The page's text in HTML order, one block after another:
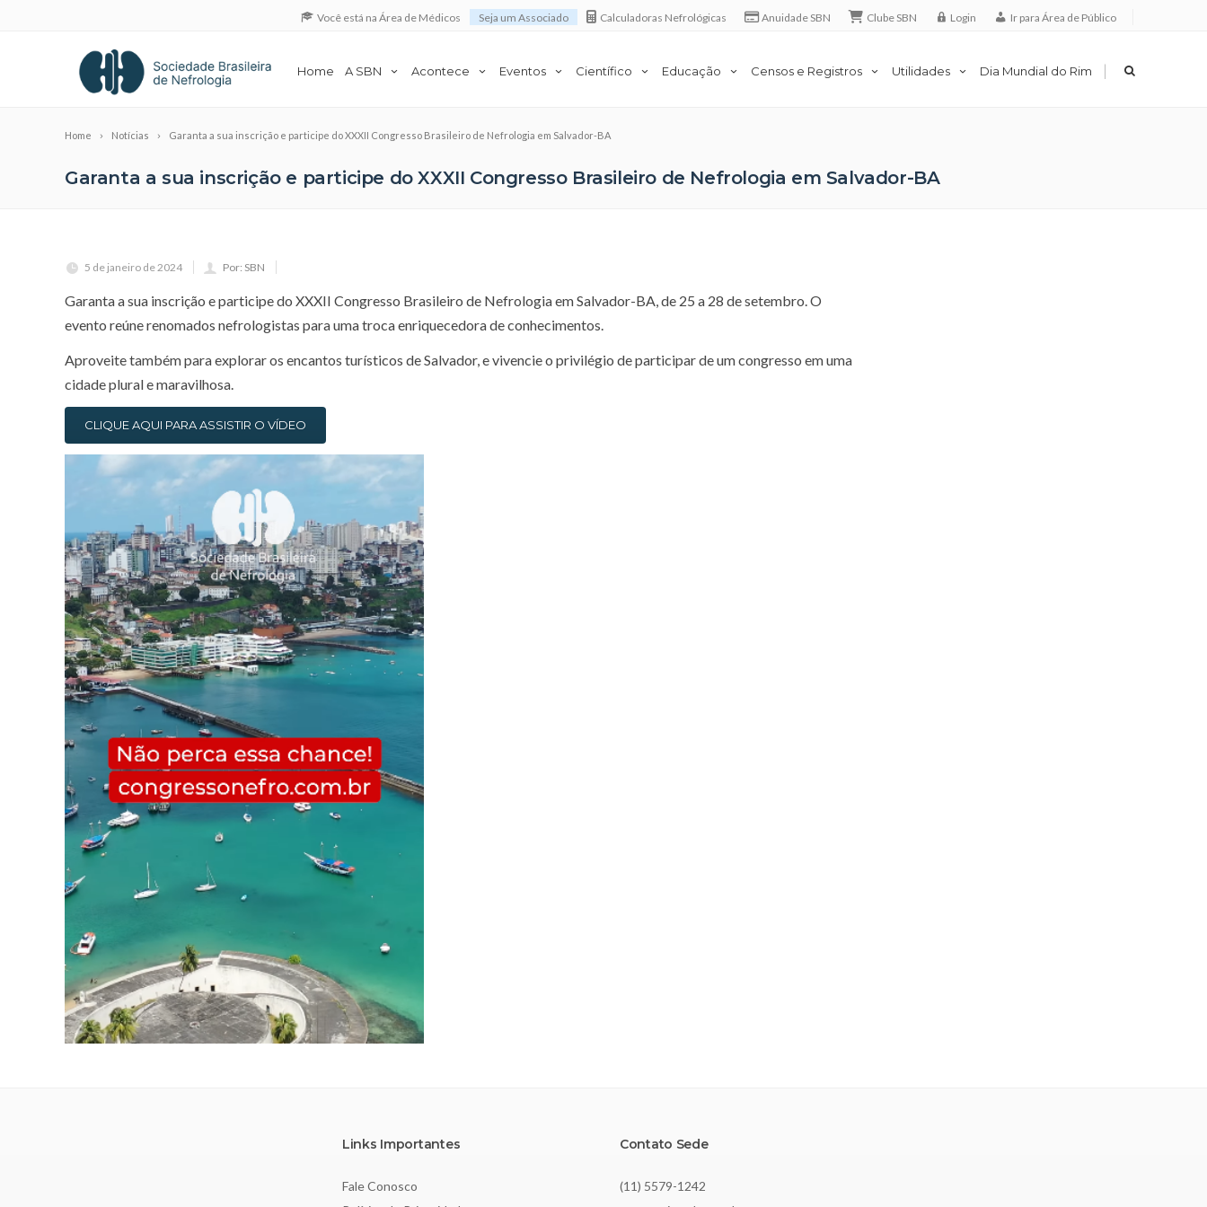
Você está na Área de Médicos Seja um Associado Calculadoras Nefrológicas Anuidade SBN Clube SBN Login Ir para Área de Público
Home A SBN Acontece Eventos Científico Educação Censos e Registros Utilidades Dia Mundial do Rim |
Home Notícias Garanta a sua inscrição e participe do XXXII Congresso Brasileiro de Nefrologia em Salvador-BA
Garanta a sua inscrição e participe do XXXII Congresso Brasileiro de Nefrologia em Salvador-BA
5 de janeiro de 2024 Por: SBN
Garanta a sua inscrição e participe do XXXII Congresso Brasileiro de Nefrologia em Salvador-BA, de 25 a 28 de setembro. O
evento reúne renomados nefrologistas para uma troca enriquecedora de conhecimentos.
Aproveite também para explorar os encantos turísticos de Salvador, e vivencie o privilégio de participar de um congresso em uma
cidade plural e maravilhosa.
CLIQUE AQUI PARA ASSISTIR O VÍDEO
Links Importantes
Fale Conosco
Contato Sede
(11) 5579-1242